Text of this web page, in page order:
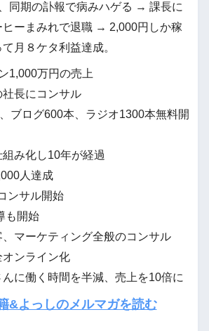
同期の訃報で病みハゲる → 課長に
ヒーまみれで退職 → 2,000円しか稼
月８ケタ利益達成。
1,000万円の売上
社長にコンサル
ブログ600本、ラジオ1300本無料開
組み化し10年が経過
人達成
ンサル開始
も開始
、マーケティング全般のコンサル
オンライン化
んに働く時間を半減、売上を10倍に
&よっしのメルマガを読む